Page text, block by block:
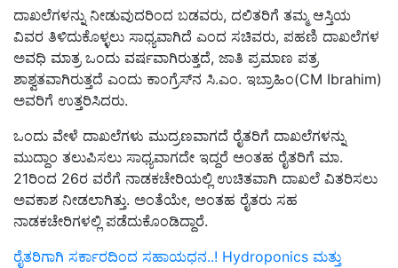
ದಾಖಲೆಗಳನ್ನು ನೀಡುವುದರಿಂದ ಬಡವರು, ದಲಿತರಿಗೆ ತಮ್ಮ ಆಸ್ತಿಯ
ವಿವರ ತಿಳಿದುಕೊಳ್ಳಲು ಸಾಧ್ಯವಾಗಿದೆ ಎಂದ ಸಚಿವರು, ಪಹಣಿ ದಾಖಲೆಗಳ
ಅವಧಿ ಮಾತ್ರ ಒಂದು ವರ್ಷವಾಗಿರುತ್ತದೆ, ಜಾತಿ ಪ್ರಮಾಣ ಪತ್ರ
ಶಾಶ್ವತವಾಗಿರುತ್ತದೆ ಎಂದು ಕಾಂಗ್ರೆಸ್‌ನ ಸಿ.ಎಂ. ಇಬ್ರಾಹಿಂ(CM Ibrahim)
ಅವರಿಗೆ ಉತ್ತರಿಸಿದರು.
ಒಂದು ವೇಳೆ ದಾಖಲೆಗಳು ಮುದ್ರಣವಾಗದೆ ರೈತರಿಗೆ ದಾಖಲೆಗಳನ್ನು
ಮುದ್ದಾಂ ತಲುಪಿಸಲು ಸಾಧ್ಯವಾಗದೇ ಇದ್ದರೆ ಅಂತಹ ರೈತರಿಗೆ ಮಾ.
21ರಿಂದ 26ರ ವರೆಗೆ ನಾಡಕಚೇರಿಯಲ್ಲಿ ಉಚಿತವಾಗಿ ದಾಖಲೆ ವಿತರಿಸಲು
ಅವಕಾಶ ನೀಡಲಾಗಿತ್ತು. ಅಂತೆಯೇ, ಅಂತಹ ರೈತರು ಸಹ
ನಾಡಕಚೇರಿಗಳಲ್ಲಿ ಪಡೆದುಕೊಂಡಿದ್ದಾರೆ.
ರೈತರಿಗಾಗಿ ಸರ್ಕಾರದಿಂದ ಸಹಾಯಧನ..! Hydroponics ಮತ್ತು